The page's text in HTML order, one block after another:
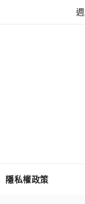
怎麼讓Threads流量變
隱私權政策